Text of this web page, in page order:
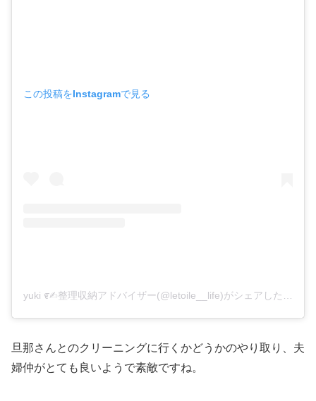
この投稿をInstagramで見る
yuki ೯✍︎整理収納アドバイザー(@letoile__life)がシェアした投稿
旦那さんとのクリーニングに行くかどうかのやり取り、夫
婦仲がとても良いようで素敵ですね。